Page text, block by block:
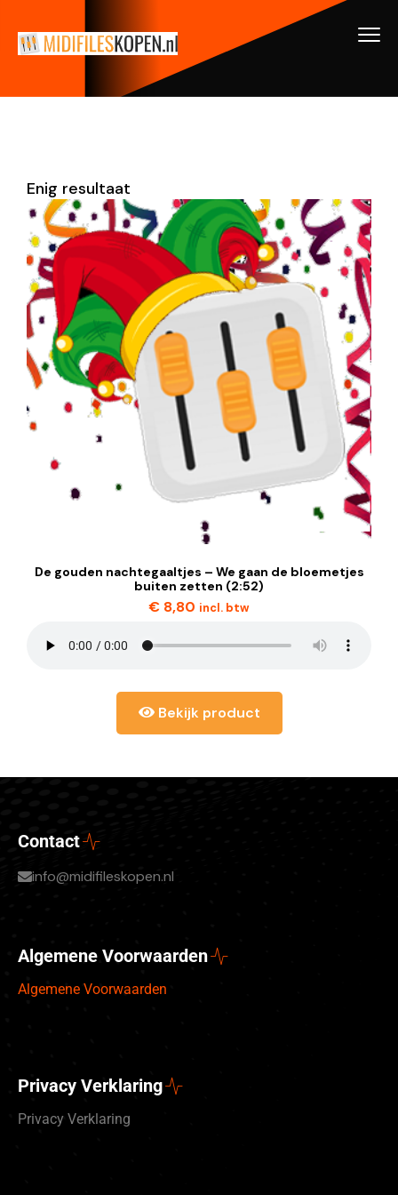
Enig resultaat
De gouden nachtegaaltjes – We gaan de bloemetjes
buiten zetten (2:52)
€ 8,80 incl. btw
Bekijk product
Contact
info@midifileskopen.nl
Algemene Voorwaarden
Algemene Voorwaarden
Privacy Verklaring
Privacy Verklaring